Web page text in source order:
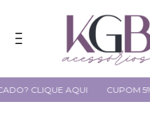
CLIQUE AQUI CUPOM